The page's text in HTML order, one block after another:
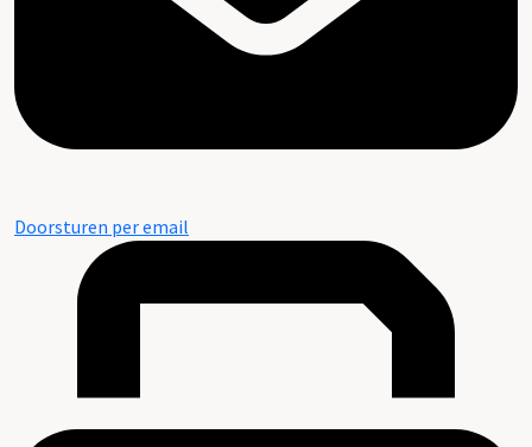
Doorsturen per email